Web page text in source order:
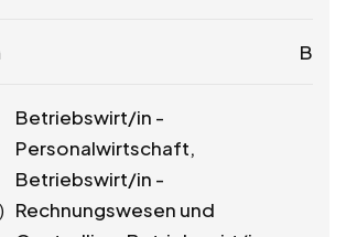
B
Betriebswirt/in -
Personalwirtschaft,
Betriebswirt/in -
Rechnungswesen und